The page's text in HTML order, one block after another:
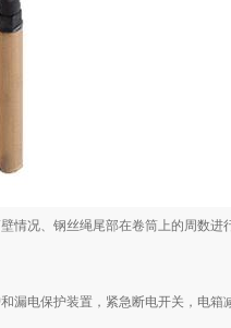
况、钢丝绳尾部在卷筒上的周数进
电保护装置，紧急断电开关，电箱